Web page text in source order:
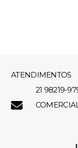
ATENDIMENTOS
21 98219-